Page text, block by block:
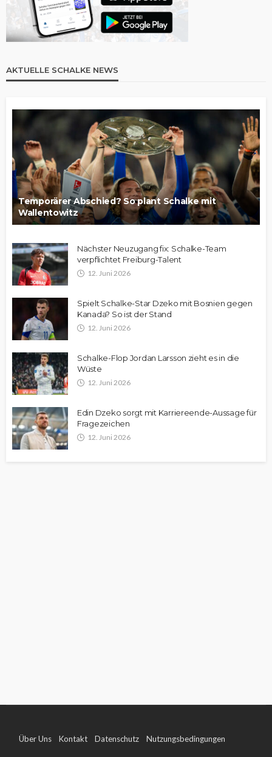
AKTUELLE SCHALKE NEWS
Temporärer Abschied? So plant Schalke mit
Wallentowitz
Nächster Neuzugang fix: Schalke-Team
verpflichtet Freiburg-Talent
12. Juni 2026
Spielt Schalke-Star Dzeko mit Bosnien gegen
Kanada? So ist der Stand
12. Juni 2026
Schalke-Flop Jordan Larsson zieht es in die
Wüste
12. Juni 2026
Edin Dzeko sorgt mit Karriereende-Aussage für
Fragezeichen
12. Juni 2026
Über Uns Kontakt Datenschutz Nutzungsbedingungen